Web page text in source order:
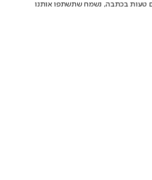
טעות בכתבה, נשמח שתשתפו אותנו